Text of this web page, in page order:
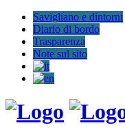
Savigliano e dintorni
Diario di bordo
Trasparenza
Note sul sito